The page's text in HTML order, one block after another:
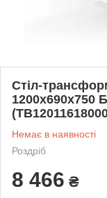
Стіл-
1200х690х750
Немає в наявності
Роздріб
8 466 ₴